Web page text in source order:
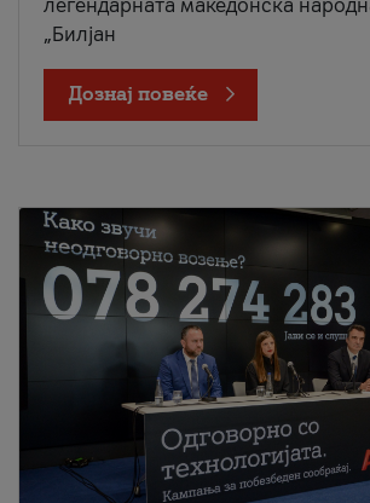
легендарната македонска
„Билјан
Дознај повеќе